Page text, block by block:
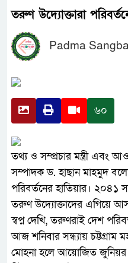
তরুণ উদ্যোক্তারা
Padma
৬০
তথ্য ও সম্প্রচার মন্ত্রী এবং
সম্পাদক ড. হাছান মাহমুদ
পরিবর্তনের হাতিয়ার। ২০৪১
তরুণ উদ্যোক্তাদের এগিয়ে
স্বপ্ন দেখি, তরুণরাই দেশ
আজ শনিবার সন্ধ্যায় চট্টগ্রাম
মোহনা হলে আয়োজিত জুনিয়র